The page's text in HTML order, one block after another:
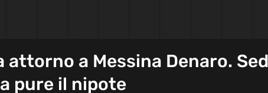
attorno a Messina Denaro.
pure il nipote